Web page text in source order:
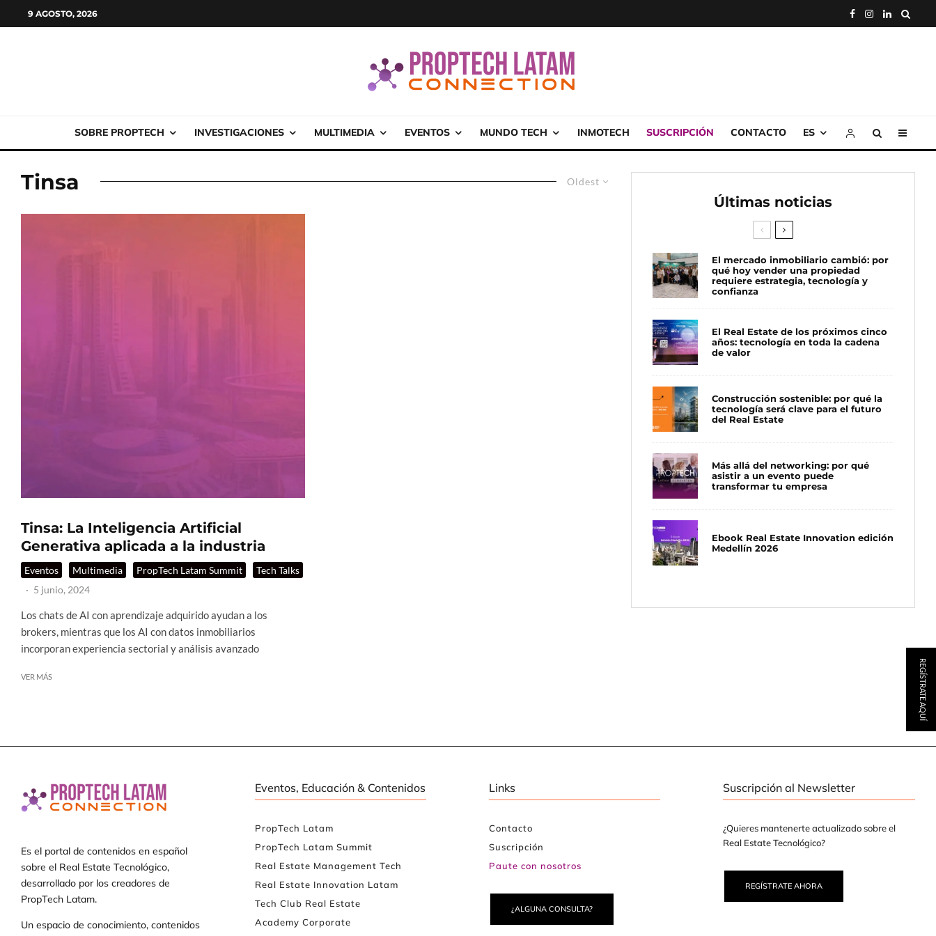
9 AGOSTO, 2026
SOBRE PROPTECH INVESTIGACIONES MULTIMEDIA EVENTOS MUNDO TECH INMOTECH SUSCRIPCIÓN CONTACTO ES
Oldest
Tinsa
Tinsa: La Inteligencia Artificial
Generativa aplicada a la industria
Eventos Multimedia PropTech Latam Summit
Tech Talks
· 5 junio, 2024
Los chats de AI con aprendizaje adquirido ayudan a los
brokers, mientras que los AI con datos inmobiliarios
incorporan experiencia sectorial y análisis avanzado
VER MÁS
Últimas noticias
El mercado inmobiliario cambió: por
qué hoy vender una propiedad
requiere estrategia, tecnología y
confianza
El Real Estate de los próximos cinco
años: tecnología en toda la cadena
de valor
Construcción sostenible: por qué la
tecnología será clave para el futuro
del Real Estate
Más allá del networking: por qué
asistir a un evento puede
transformar tu empresa
Ebook Real Estate Innovation edición
Medellín 2026
Es el portal de contenidos en español
sobre el Real Estate Tecnológico,
desarrollado por los creadores de
PropTech Latam.
Un espacio de conocimiento, contenidos
Eventos, Educación & Contenidos
PropTech Latam
PropTech Latam Summit
Real Estate Management Tech
Real Estate Innovation Latam
Tech Club Real Estate
Academy Corporate
Links
Contacto
Suscripción
Paute con nosotros
¿ALGUNA CONSULTA?
Suscripción al Newsletter
¿Quieres mantenerte actualizado sobre el
Real Estate Tecnológico?
REGÍSTRATE AHORA
REGÍSTRATE AQUÍ